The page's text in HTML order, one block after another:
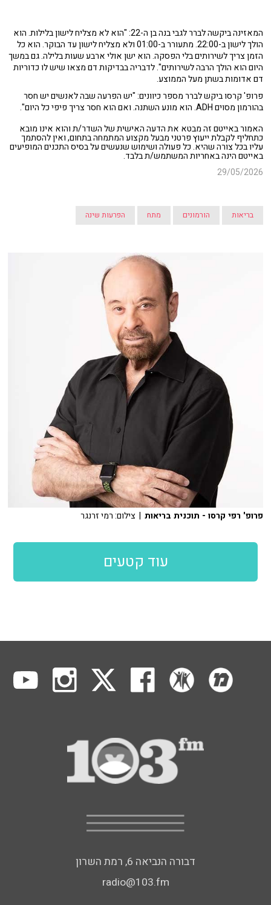
המאזינה ביקשה לברר לגבי בנה בן ה-22: "הוא לא מצליח לישון בלילות. הוא
הולך לישון ב-22:00. מתעורר ב-01:00 ולא מצליח לישון עד הבוקר. הוא כל
הזמן צריך לשירותים בלי הפסקה. הוא ישן אולי ארבע שעות בלילה. גם במשך
היום הוא הולך הרבה לשירותים". לדבריה בבדיקות דם מצאו שיש לו כדוריות
דם אדומות בשתן מעל הממוצע.
פרופ' קרסו ביקש לברר מספר כיוונים: "יש הפרעה שבה לאנשים יש חסר
בהורמון מסוים ADH. הוא מונע השתנה. ואם הוא חסר צריך פיפי כל היום".
האמור באייטם זה מבטא את הדעה האישית של השדר/ת והוא אינו מובא
כתחליף לקבלת ייעוץ פרטני מבעל מקצוע המתמחה בתחום, ואין להסתמך
עליו בכל צורה שהיא. כל פעולה ושימוש שנעשים על בסיס התכנים המופיעים
באייטם הינה באחריות המשתמש/ת בלבד.
29/05/2026
בריאות הורמונים מתח הפרעות שינה
פרופ' רפי קרסו - תוכנית בריאות | צילום: רמי זרנגר
עוד קטעים
דבורה הנביאה 6, רמת השרון
radio@103.fm